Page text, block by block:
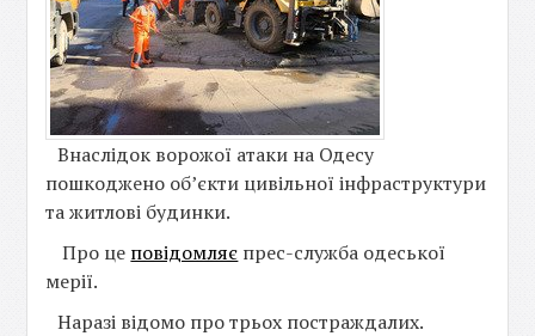
Внаслідок ворожої атаки на Одесу
пошкоджено об’єкти цивільної інфраструктури
та житлові будинки.
Про це повідомляє прес-служба одеської
мерії.
Наразі відомо про трьох постраждалих.